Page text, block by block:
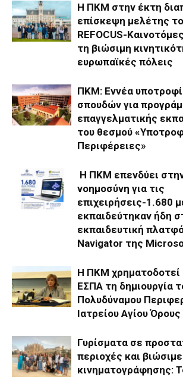
Η ΠΚΜ στην έκτη
επίσκεψη μελέτης
REFOCUS-
τη βιώσιμη
ευρωπαϊκές πόλεις
ΠΚΜ: Εννέα
σπουδών για
επαγγελματικής
του θεσμού
Περιφέρειες»
Η ΠΚΜ επενδύει
νοημοσύνη για τις
επιχειρήσεις-1.680
εκπαιδεύτηκαν ήδη
εκπαιδευτική
Navigator της
Η ΠΚΜ
ΕΣΠΑ τη δημιουργία
Πολυδύναμου
Ιατρείου Αγίου Όρους
Γυρίσματα σε
περιοχές και
κινηματογράφησης: